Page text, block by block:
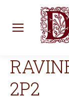
2P2